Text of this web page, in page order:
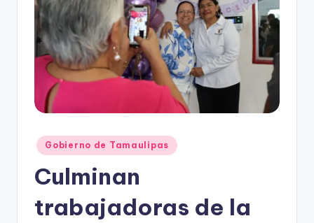
Publicado
en
Gobierno de Tamaulipas
Culminan
trabajadoras de la